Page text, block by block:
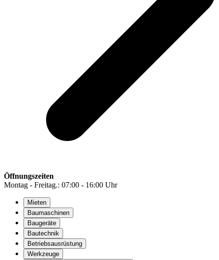
Öffnungszeiten
Montag - Freitag.: 07:00 - 16:00 Uhr
Mieten
Baumaschinen
Baugeräte
Bautechnik
Betriebsausrüstung
Werkzeuge